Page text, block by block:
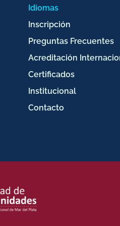
Idiomas
Inscripción
Preguntas Frecuentes
Acreditación
Certificados
Institucional
Contacto